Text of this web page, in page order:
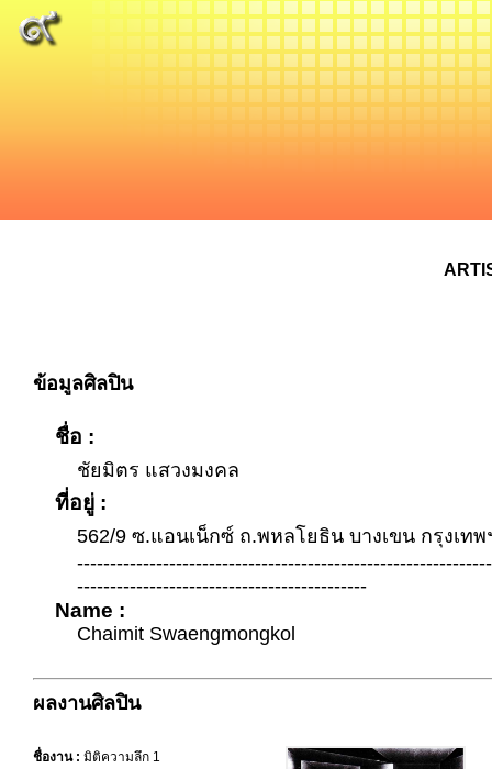
ข้อมูลศิลปิน
ชื่อ :
ชัยมิตร แสวงมงคล
ที่อยู่ :
562/9 ซ.แอนเน็กซ์ ถ.พหลโยธิน บางเขน กรุงเทพ
--------------------------------------------
Name :
Chaimit Swaengmongkol
ผลงานศิลปิน
ชื่องาน : มิติความลึก 1